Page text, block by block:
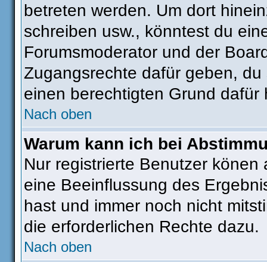
betreten werden. Um dort
schreiben usw., könntest du
Forumsmoderator und der
Zugangsrechte dafür geben,
einen berechtigten Grund dafür
Nach oben
Warum kann ich bei
Nur registrierte Benutzer
eine Beeinflussung des
hast und immer noch nicht
die erforderlichen Rechte dazu.
Nach oben